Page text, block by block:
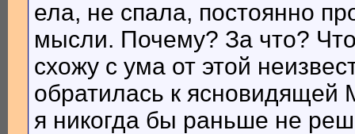
ела, не спала, постоянно
мысли. Почему? За что?
схожу с ума от этой
обратилась к ясновидящей
я никогда бы раньше не